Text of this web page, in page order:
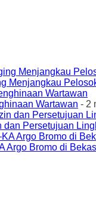
Menjangkau
Wartawan - 2
Persetujuan
Argo Bromo di